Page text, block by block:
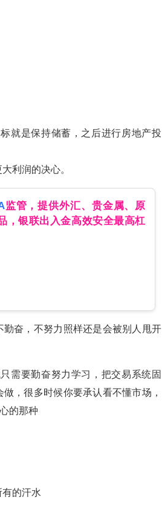
就是保持储蓄，之后进行房地产投
利润的决心。
监管，提供外汇、贵金属、原
，银联出入金高效安全最高杠
奋，不努力照样还是会被别人甩开
需要勤奋努力学习，把交易系统固
，很多时候你要承认看不懂市场，
的那种
的汗水